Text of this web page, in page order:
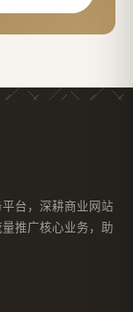
台，深耕商业网站
推广核心业务，助